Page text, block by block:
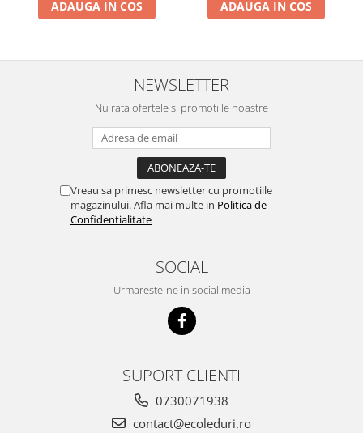
ADAUGA IN COS ADAUGA IN COS
NEWSLETTER
Nu rata ofertele si promotiile noastre
Vreau sa primesc newsletter cu promotiile
magazinului. Afla mai multe in Politica de
Confidentialitate
SOCIAL
Urmareste-ne in social media
SUPORT CLIENTI
0730071938
contact@ecoleduri.ro